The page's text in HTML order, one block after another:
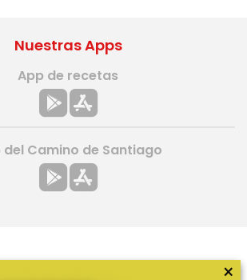
Nuestras Apps
App de recetas
del Camino de Santiago
×